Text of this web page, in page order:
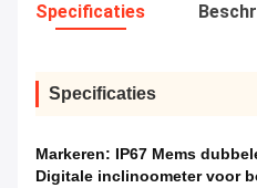
Specificaties
Specificaties
Markeren: IP67 Mems
Digitale inclinoometer voor